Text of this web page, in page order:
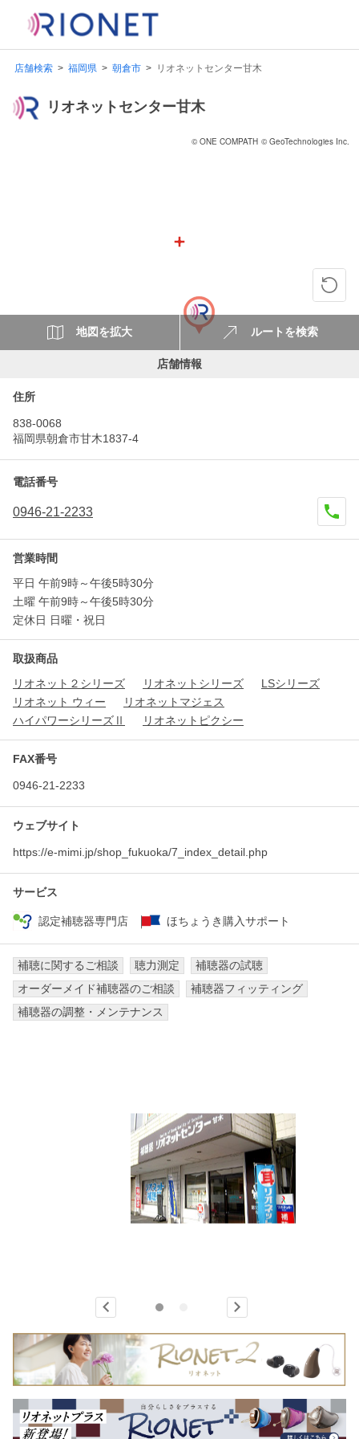
店舗検索 福岡県 朝倉市 リオネットセンター甘木
リオネットセンター甘木
© ONE COMPATH © GeoTechnologies Inc.
地図を拡大 ルートを検索
店舗情報
住所
838-0068
福岡県朝倉市甘木1837-4
電話番号
0946-21-2233
営業時間
平日 午前9時～午後5時30分
土曜 午前9時～午後5時30分
定休日 日曜・祝日
取扱商品
リオネット２シリーズ
リオネットシリーズ
LSシリーズ
リオネット ウィー
リオネットマジェス
ハイパワーシリーズⅡ
リオネットピクシー
FAX番号
0946-21-2233
ウェブサイト
https://e-mimi.jp/shop_fukuoka/7_index_detail.php
サービス
認定補聴器専門店 ほちょうき購入サポート
補聴に関するご相談 聴力測定
補聴器の試聴
オーダーメイド補聴器のご相談
補聴器フィッティング
補聴器の調整・メンテナンス